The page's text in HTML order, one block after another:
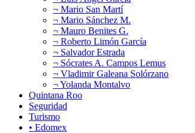
¬ Mario San Martí
¬ Mario Sánchez M.
¬ Mauro Benites G.
¬ Roberto Limón García
¬ Salvador Estrada
¬ Sócrates A. Campos Lemus
¬ Vladimir Galeana Solórzano
¬ Yolanda Montalvo
Quintana Roo
Seguridad
Turismo
• Edomex